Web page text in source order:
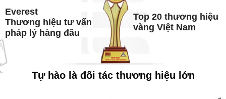
Everest
Thương hiệu tư vấn
pháp lý hàng đầu
Top 20 thương hiệu
vàng Việt Nam
Tự hào là đối tác thương hiệu lớn